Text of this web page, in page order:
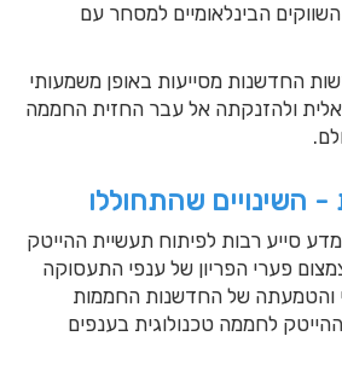
הבינלאומיים למסחר עם
החדשנות מסייעות באופן משמעותי
ולהזנקתה אל עבר החזית החממה
- השינויים שהתחוללו
סייע רבות לפיתוח תעשיית ההייטק
פערי הפריון של ענפי התעסוקה
והטמעתה של החדשנות החממות
לחממה טכנולוגית בענפים